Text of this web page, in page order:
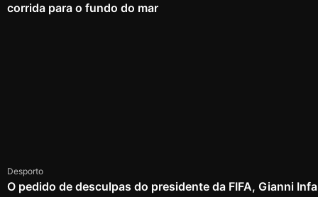
corrida para o fundo do mar
Desporto
O pedido de desculpas do presidente da FIFA, Gianni